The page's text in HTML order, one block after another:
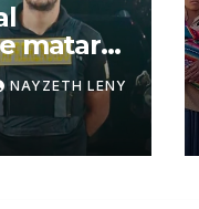
matar
Salazar
NAYZETH LENY